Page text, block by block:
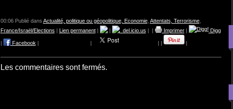
00:06 Publié dans Actualité, politique ou géopolitique, Economie, Attentats, Terrorisme,
France/Israël/Elections
Lien permanent| | del.icio.us Imprimer| Digg
Facebook |
Les commentaires sont fermés.